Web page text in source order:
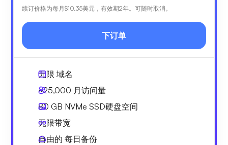
续订价格为每月$10.35美元，有效期2年。可随时取消。
下订单
无限 域名
~25,000 月访问量
80 GB NVMe SSD硬盘空间
无限带宽
自由的 每日备份